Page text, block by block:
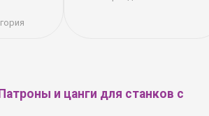
и цанги для станков с